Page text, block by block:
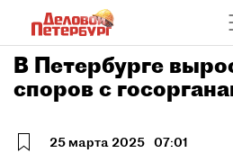
В Петербурге
споров с
25 марта 2025 07:01